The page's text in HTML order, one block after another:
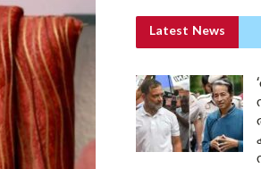
Latest News